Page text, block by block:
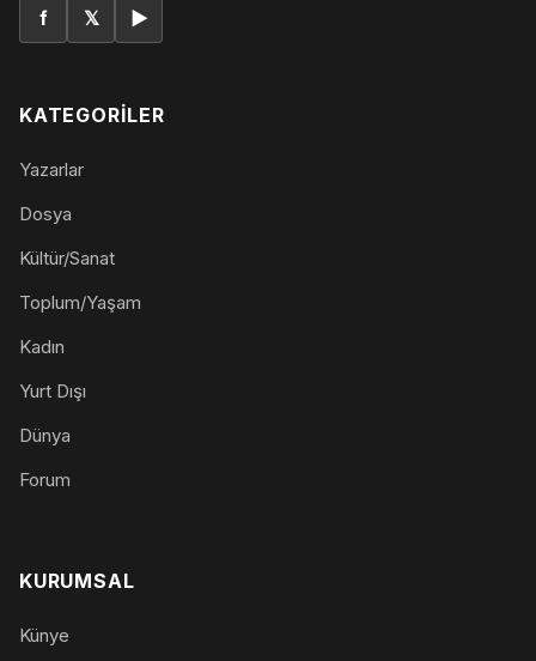
f 𝕏 ▶
KATEGORILER
Yazarlar
Dosya
Kültür/Sanat
Toplum/Yaşam
Kadın
Yurt Dışı
Dünya
Forum
KURUMSAL
Künye